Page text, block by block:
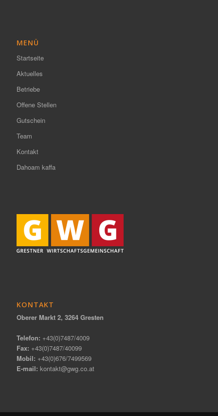
MENÜ
Startseite
Aktuelles
Betriebe
Offene Stellen
Gutschein
Team
Kontakt
Dahoam kaffa
KONTAKT
Oberer Markt 2, 3264 Gresten
Telefon: +43(0)7487/4009
Fax: +43(0)7487/40099
Mobil: +43(0)676/7499569
E-mail: kontakt@gwg.co.at